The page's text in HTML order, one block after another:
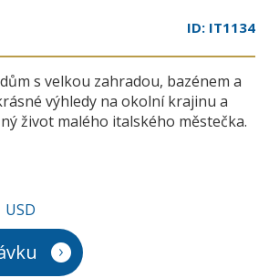
ID: IT1134
s velkou zahradou, bazénem a
výhledy na okolní krajinu a
život malého italského městečka.
USD